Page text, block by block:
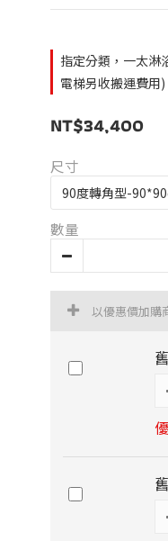
指定分類，一太淋
電梯另收搬運費用)
NT$34,400
尺寸
數量
以優惠價加購